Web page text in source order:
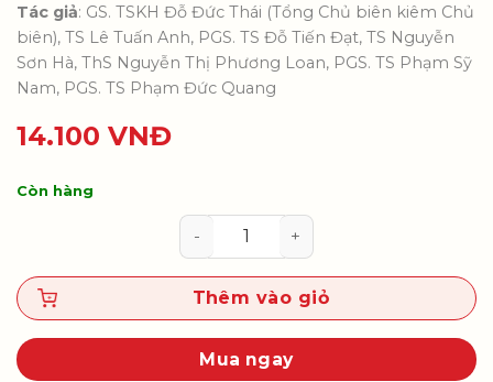
Tác giả: GS. TSKH Đỗ Đức Thái (Tổng Chủ biên kiêm Chủ
biên), TS Lê Tuấn Anh, PGS. TS Đỗ Tiến Đạt, TS Nguyễn
Sơn Hà, ThS Nguyễn Thị Phương Loan, PGS. TS Phạm Sỹ
Nam, PGS. TS Phạm Đức Quang
14.100 VNĐ
Còn hàng
Toán 6, tập hai số lượng
Thêm vào giỏ
Mua ngay